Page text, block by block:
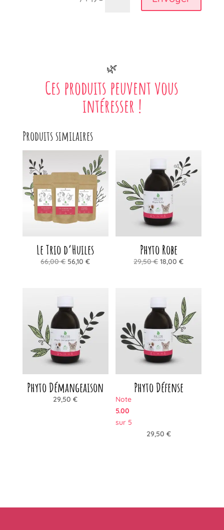
🌿
Ces produits peuvent vous
intéresser !
Produits similaires
Le Trio d’Huiles
66,00€ Le
66,00 €.
56,10€Le
Phyto Robe
29,50€ Le
29,50 €.
18,00€Le
est :
18,00 €.
Phyto Démangeaison
29,50€
Phyto Défense
Note
5.00
sur 5
29,50 €